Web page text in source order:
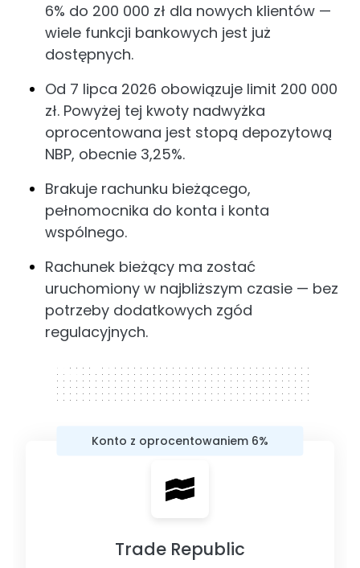
6% do 200 000 zł dla nowych klientów —
wiele funkcji bankowych jest już
dostępnych.
Od 7 lipca 2026 obowiązuje limit 200 000
zł. Powyżej tej kwoty nadwyżka
oprocentowana jest stopą depozytową
NBP, obecnie 3,25%.
Brakuje rachunku bieżącego,
pełnomocnika do konta i konta
wspólnego.
Rachunek bieżący ma zostać
uruchomiony w najbliższym czasie — bez
potrzeby dodatkowych zgód
regulacyjnych.
320 x 50
Konto z oprocentowaniem 6%
Trade Republic